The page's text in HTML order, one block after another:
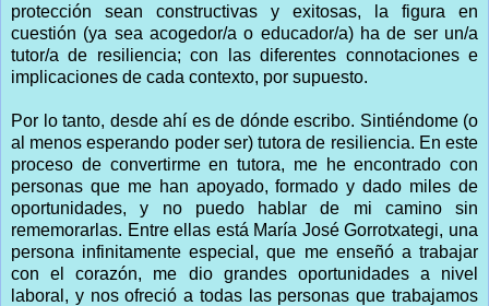
protección sean constructivas y exitosas, la figura en
cuestión (ya sea acogedor/a o educador/a) ha de ser un/a
tutor/a de resiliencia; con las diferentes connotaciones e
implicaciones de cada contexto, por supuesto.
Por lo tanto, desde ahí es de dónde escribo. Sintiéndome (o
al menos esperando poder ser) tutora de resiliencia. En este
proceso de convertirme en tutora, me he encontrado con
personas que me han apoyado, formado y dado miles de
oportunidades, y no puedo hablar de mi camino sin
rememorarlas. Entre ellas está María José Gorrotxategi, una
persona infinitamente especial, que me enseñó a trabajar
con el corazón, me dio grandes oportunidades a nivel
laboral, y nos ofreció a todas las personas que trabajamos